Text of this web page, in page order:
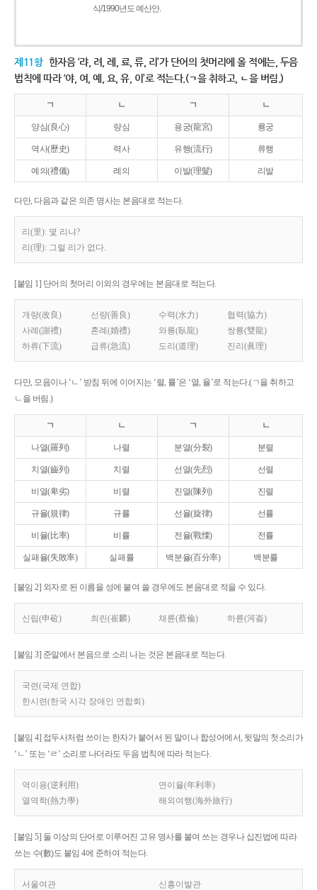
식/1990년도 예산안.
제11항 한자음 ‘랴, 려, 례, 료, 류, 리’가 단어의 첫머리에 올 적에는, 두음
법칙에 따라 ‘야, 여, 예, 요, 유, 이’로 적는다.(ㄱ을 취하고, ㄴ을 버림.)
ㄱ ㄴ ㄱ ㄴ
양심(良心) 량심 용궁(龍宮) 룡궁
역사(歷史) 력사 유행(流行) 류행
예의(禮儀) 례의 이발(理髮) 리발
다만, 다음과 같은 의존 명사는 본음대로 적는다.
리(里): 몇 리냐?
리(理): 그럴 리가 없다.
[붙임 1] 단어의 첫머리 이외의 경우에는 본음대로 적는다.
개량(改良) 선량(善良) 수력(水力)
협력(協力)
사례(謝禮)
혼례(婚禮) 와룡(臥龍)
쌍룡(雙龍)
하류(下流)
급류(急流) 도리(道理) 진리(眞理)
다만, 모음이나 ‘ㄴ’ 받침 뒤에 이어지는 ‘렬, 률’은 ‘열, 율’로 적는다.(ㄱ을 취하고
ㄴ을 버림.)
ㄱ ㄴ ㄱ ㄴ
나열(羅列) 나렬 분열(分裂) 분렬
치열(齒列) 치렬 선열(先烈) 선렬
비열(卑劣) 비렬 진열(陳列) 진렬
규율(規律) 규률 선율(旋律) 선률
비율(比率) 비률 전율(戰慄) 전률
실패율(失敗率) 실패률 백분율(百分率) 백분률
[붙임 2] 외자로 된 이름을 성에 붙여 쓸 경우에도 본음대로 적을 수 있다.
신립(申砬) 최린(崔麟) 채륜(蔡倫) 하륜(河崙)
[붙임 3] 준말에서 본음으로 소리 나는 것은 본음대로 적는다.
국련(국제 연합)
한시련(한국 시각 장애인 연합회)
[붙임 4] 접두사처럼 쓰이는 한자가 붙어서 된 말이나 합성어에서, 뒷말의 첫소리가
‘ㄴ’ 또는 ‘ㄹ’ 소리로 나더라도 두음 법칙에 따라 적는다.
역이용(逆利用)
연이율(年利率)
열역학(熱力學)
해외여행(海外旅行)
[붙임 5] 둘 이상의 단어로 이루어진 고유 명사를 붙여 쓰는 경우나 십진법에 따라
쓰는 수(數)도 붙임 4에 준하여 적는다.
서울여관 신흥이발관